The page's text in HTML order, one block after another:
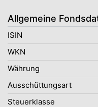
Allgemeine
ISIN
WKN
Währung
Ausschüttungsart
Steuerklasse